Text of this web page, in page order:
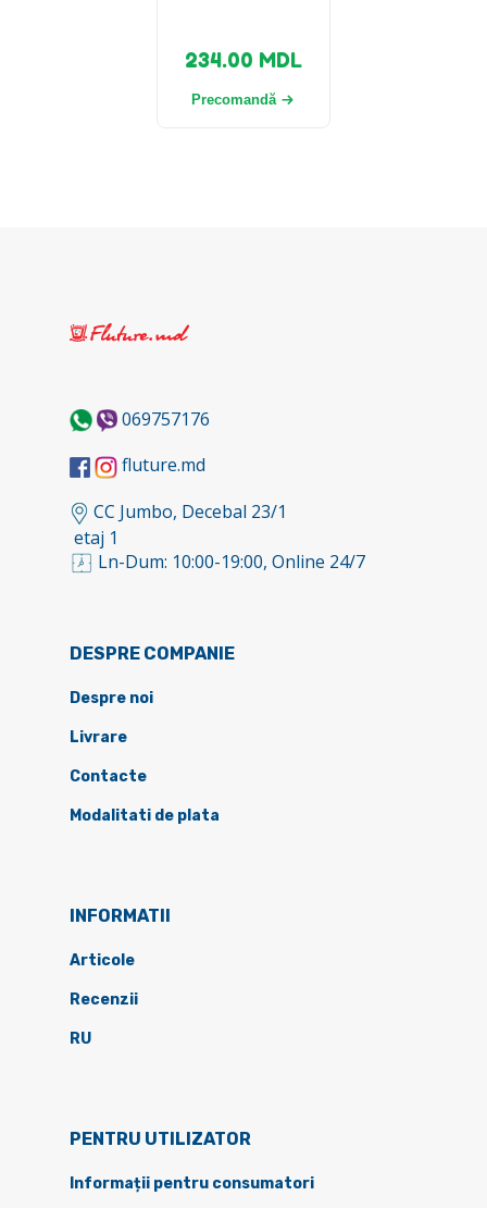
234.00 MDL
Precomandă
069757176
fluture.md
CC Jumbo, Decebal 23/1
etaj 1
Ln-Dum: 10:00-19:00, Online 24/7
DESPRE COMPANIE
Despre noi
Livrare
Contacte
Modalitati de plata
INFORMATII
Articole
Recenzii
RU
PENTRU UTILIZATOR
Informații pentru consumatori